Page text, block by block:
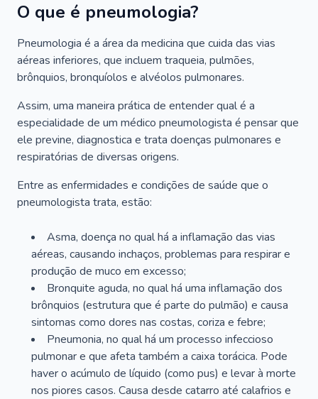
O que é pneumologia?
Pneumologia é a área da medicina que cuida das vias
aéreas inferiores, que incluem traqueia, pulmões,
brônquios, bronquíolos e alvéolos pulmonares.
Assim, uma maneira prática de entender qual é a
especialidade de um médico pneumologista é pensar que
ele previne, diagnostica e trata doenças pulmonares e
respiratórias de diversas origens.
Entre as enfermidades e condições de saúde que o
pneumologista trata, estão:
Asma, doença no qual há a inflamação das vias
aéreas, causando inchaços, problemas para respirar e
produção de muco em excesso;
Bronquite aguda, no qual há uma inflamação dos
brônquios (estrutura que é parte do pulmão) e causa
sintomas como dores nas costas, coriza e febre;
Pneumonia, no qual há um processo infeccioso
pulmonar e que afeta também a caixa torácica. Pode
haver o acúmulo de líquido (como pus) e levar à morte
nos piores casos. Causa desde catarro até calafrios e